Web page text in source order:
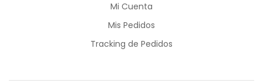
Mi Cuenta
Mis Pedidos
Tracking de Pedidos